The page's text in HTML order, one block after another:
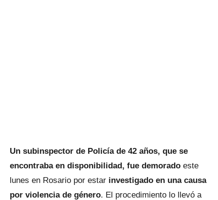
Un subinspector de Policía de 42 años, que se
encontraba en disponibilidad, fue demorado este
lunes en Rosario por estar investigado en una causa
por violencia de género. El procedimiento lo llevó a